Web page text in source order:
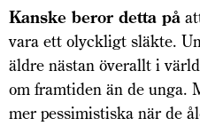
Kanske beror detta på
vara ett olyckligt släkte.
äldre nästan överallt i
om framtiden än de
mer pessimistiska när de